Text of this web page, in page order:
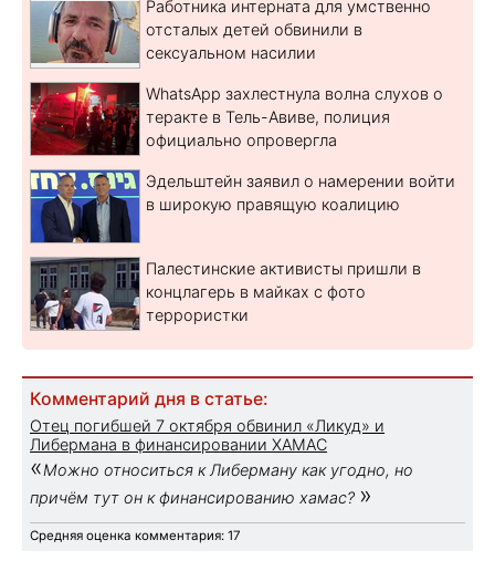
Работника интерната для умственно
отсталых детей обвинили в
сексуальном насилии
WhatsApp захлестнула волна слухов о
теракте в Тель-Авиве, полиция
официально опровергла
Эдельштейн заявил о намерении войти
в широкую правящую коалицию
Палестинские активисты пришли в
концлагерь в майках с фото
террористки
Комментарий дня в статье:
Отец погибшей 7 октября обвинил «Ликуд» и
Либермана в финансировании ХАМАС
«Можно относиться к Либерману как угодно, но
причём тут он к финансированию хамас? »
Средняя оценка комментария: 17